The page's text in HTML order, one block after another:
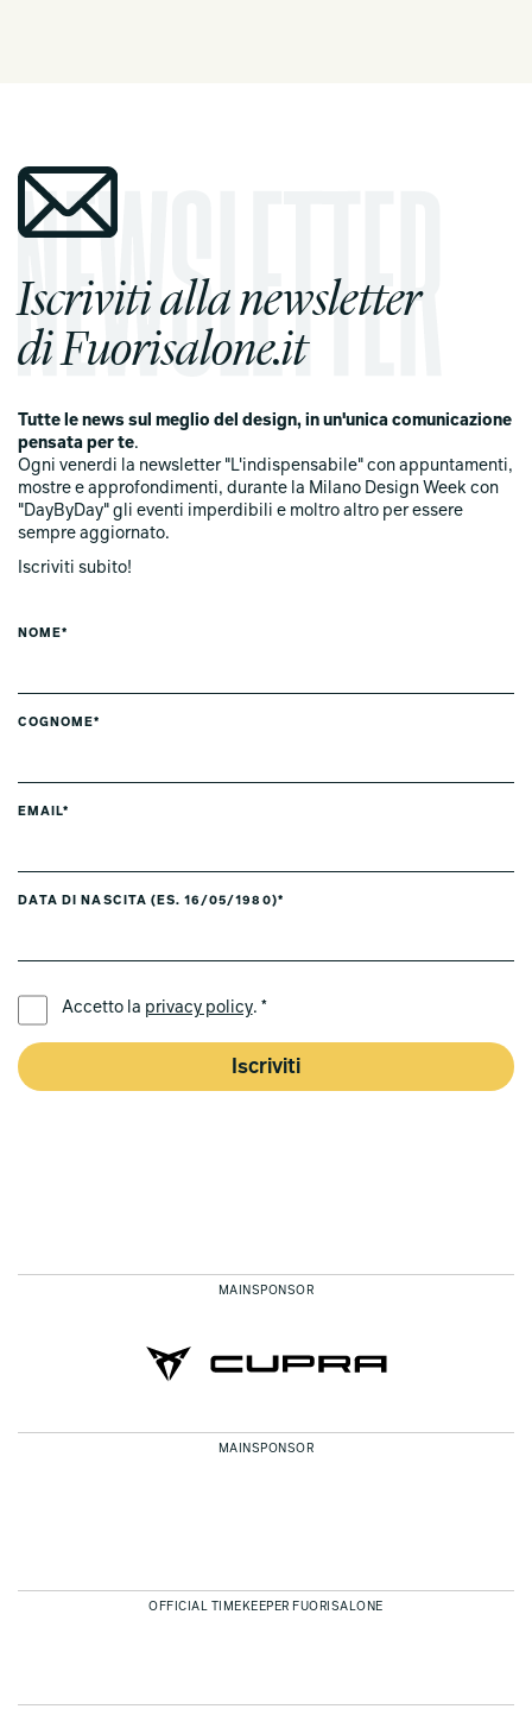
Iscriviti alla newsletter
di Fuorisalone.it
Tutte le news sul meglio del design, in un'unica comunicazione
pensata per te.
Ogni venerdi la newsletter "L'indispensabile" con appuntamenti,
mostre e approfondimenti, durante la Milano Design Week con
"DayByDay" gli eventi imperdibili e moltro altro per essere
sempre aggiornato.
Iscriviti subito!
NOME*
COGNOME*
EMAIL*
DATA DI NASCITA (ES. 16/05/1980)*
Accetto la privacy policy. *
Iscriviti
MAINSPONSOR
MAINSPONSOR
OFFICIAL TIMEKEEPER FUORISALONE